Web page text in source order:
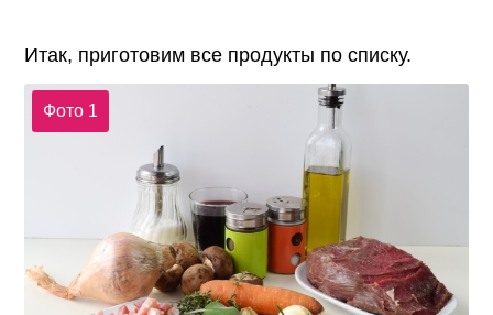
Итак, приготовим все продукты по списку.
Фото 1